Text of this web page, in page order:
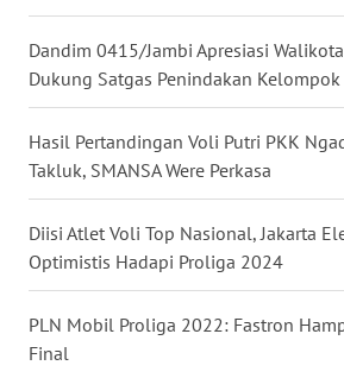
Dandim 0415/Jambi Apresiasi
Dukung Satgas Penindakan
Hasil Pertandingan Voli Putri PKK
Takluk, SMANSA Were Perkasa
Diisi Atlet Voli Top Nasional, Jakarta
Optimistis Hadapi Proliga 2024
PLN Mobil Proliga 2022: Fastron
Final
DAIRI
DANAU
TOBA
WN
NIAS
WN
LANGKAT